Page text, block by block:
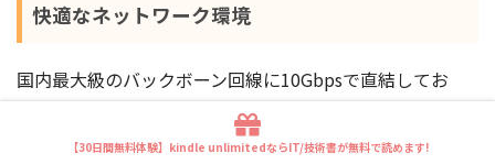
快適なネットワーク環境
国内最大級のバックボーン回線に10Gbpsで直結してお
り、ストレスなく快適に利用されています。
【30日間無料体験】kindle unlimitedならIT/技術書が無料で読めます!